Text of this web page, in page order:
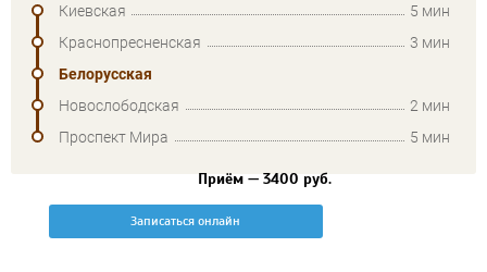
Приём — 3400 руб.
Записаться онлайн
Киевская
5 мин
Краснопресненская
3 мин
Белорусская
Новослободская
2 мин
Проспект Мира
5 мин